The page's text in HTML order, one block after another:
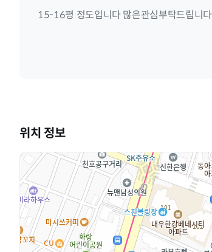
15-16평 정도입니다 많은관심부탁드립니다
위치 정보